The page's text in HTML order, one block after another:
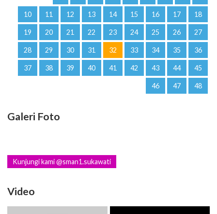
10 11 12 13 14 15 16 17 18
19 20 21 22 23 24 25 26 27
28 29 30 31 32 33 34 35 36
37 38 39 40 41 42 43 44 45
46 47 48
Galeri Foto
Kunjungi kami @sman1.sukawati
Video